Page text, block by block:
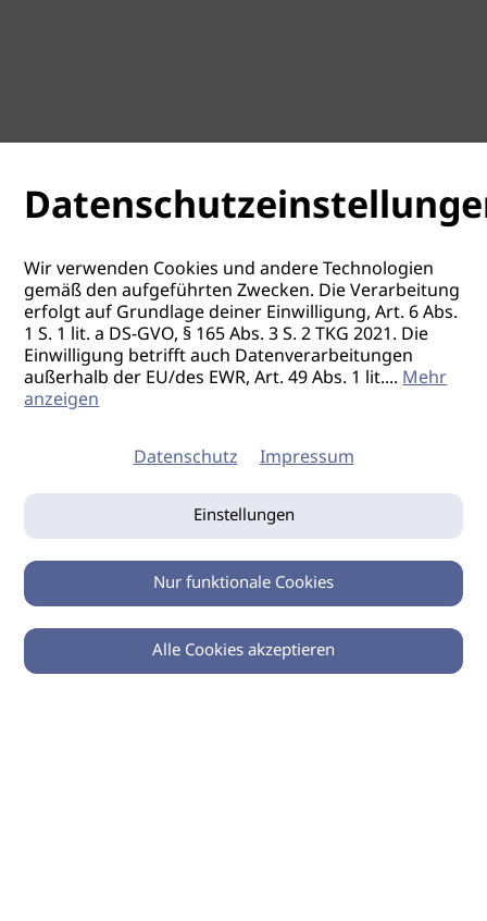
0
Wir verwenden Cookies und andere Technologien
gemäß den aufgeführten Zwecken. Die Verarbeitung
erfolgt auf Grundlage deiner Einwilligung, Art. 6 Abs.
1 S. 1 lit. a DS-GVO, § 165 Abs. 3 S. 2 TKG 2021. Die
Einwilligung betrifft auch Datenverarbeitungen
außerhalb der EU/des EWR, Art. 49 Abs. 1 lit....Mehr
anzeigen
Datenschutz Impressum
Einstellungen
Nur funktionale Cookies
Alle Cookies akzeptieren